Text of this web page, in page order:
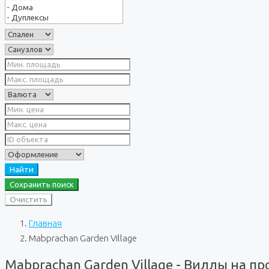
Найти
Сохранить поиск
Очистить
Главная
Mabprachan Garden Village
Mabprachan Garden Village - Виллы на